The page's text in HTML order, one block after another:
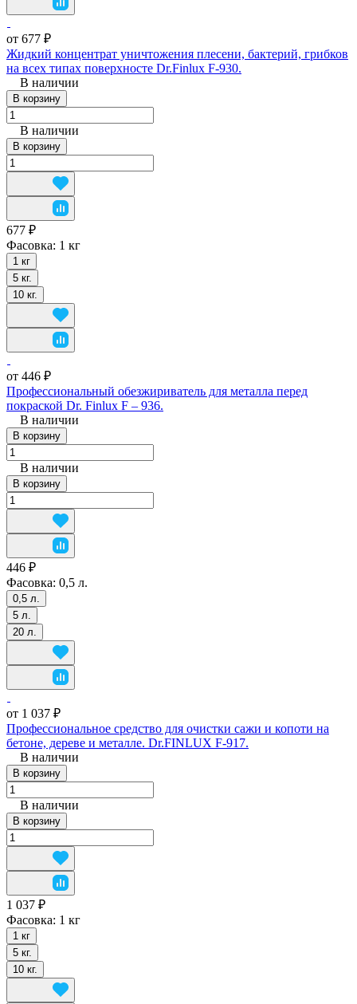
от 677 ₽
Жидкий концентрат уничтожения плесени, бактерий, грибков
на всех типах поверхносте Dr.Finlux F-930.
В наличии
В корзину
В наличии
В корзину
677 ₽
Фасовка: 1 кг
1 кг
5 кг.
10 кг.
от 446 ₽
Профессиональный обезжириватель для металла перед
покраской Dr. Finlux F – 936.
В наличии
В корзину
В наличии
В корзину
446 ₽
Фасовка: 0,5 л.
0,5 л.
5 л.
20 л.
от 1 037 ₽
Профессиональное средство для очистки сажи и копоти на
бетоне, дереве и металле. Dr.FINLUX F-917.
В наличии
В корзину
В наличии
В корзину
1 037 ₽
Фасовка: 1 кг
1 кг
5 кг.
10 кг.